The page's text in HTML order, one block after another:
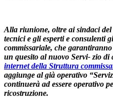
Alla riunione, oltre ai sindaci
tecnici e gli esperti e consulenti
commissariale, che
un quesito al nuovo Servi- zio di
internet della Struttura
aggiunge al già operativo
continuerà ad essere operativo
ricostruzione.